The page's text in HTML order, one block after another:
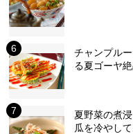
チャンプル
る夏ゴーヤ
夏野菜の煮
瓜を冷やし